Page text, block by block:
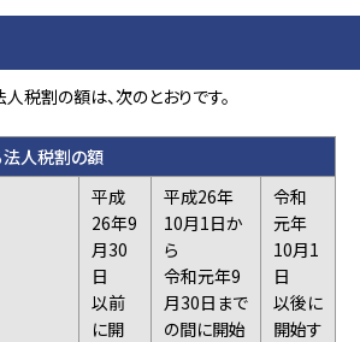
税割の額は、次のとおりです。
人税割の額
平成
26年9
月30
日
以前
に開
平成26年
10月1日か
ら
令和元年9
月30日まで
の間に開始
令和
元年
10月1
日
以後に
開始す